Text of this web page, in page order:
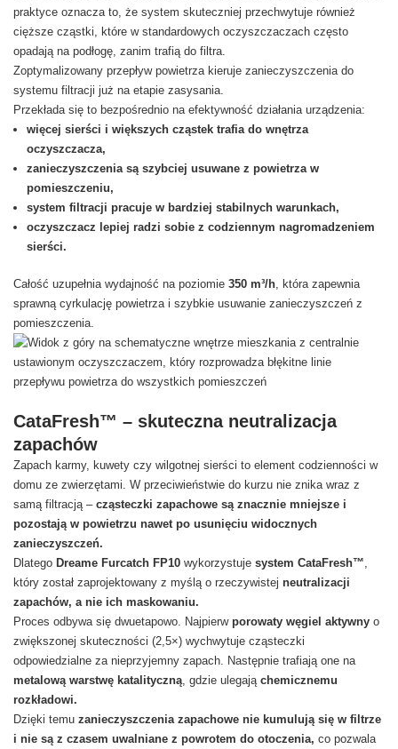
praktyce oznacza to, że system skuteczniej przechwytuje również
cięższe cząstki, które w standardowych oczyszczaczach często
opadają na podłogę, zanim trafią do filtra.
Zoptymalizowany przepływ powietrza kieruje zanieczyszczenia do
systemu filtracji już na etapie zasysania.
Przekłada się to bezpośrednio na efektywność działania urządzenia:
więcej sierści i większych cząstek trafia do wnętrza
oczyszczacza,
zanieczyszczenia są szybciej usuwane z powietrza w
pomieszczeniu,
system filtracji pracuje w bardziej stabilnych warunkach,
oczyszczacz lepiej radzi sobie z codziennym nagromadzeniem
sierści.
Całość uzupełnia wydajność na poziomie 350 m³/h, która zapewnia
sprawną cyrkulację powietrza i szybkie usuwanie zanieczyszczeń z
pomieszczenia.
CataFresh™ – skuteczna neutralizacja
zapachów
Zapach karmy, kuwety czy wilgotnej sierści to element codzienności w
domu ze zwierzętami. W przeciwieństwie do kurzu nie znika wraz z
samą filtracją – cząsteczki zapachowe są znacznie mniejsze i
pozostają w powietrzu nawet po usunięciu widocznych
zanieczyszczeń.
Dlatego Dreame Furcatch FP10 wykorzystuje system CataFresh™,
który został zaprojektowany z myślą o rzeczywistej neutralizacji
zapachów, a nie ich maskowaniu.
Proces odbywa się dwuetapowo. Najpierw porowaty węgiel aktywny o
zwiększonej skuteczności (2,5×) wychwytuje cząsteczki
odpowiedzialne za nieprzyjemny zapach. Następnie trafiają one na
metalową warstwę katalityczną, gdzie ulegająchemicznemu
rozkładowi.
Dzięki temu zanieczyszczenia zapachowe nie kumulują się w filtrze
i nie są z czasem uwalniane z powrotem do otoczenia, co pozwala